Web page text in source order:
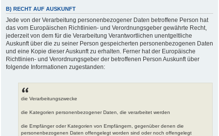
B) RECHT AUF AUSKUNFT
Jede von der Verarbeitung personenbezogener Daten betroffene Person hat
das vom Europäischen Richtlinien- und Verordnungsgeber gewährte Recht,
jederzeit von dem für die Verarbeitung Verantwortlichen unentgeltliche
Auskunft über die zu seiner Person gespeicherten personenbezogenen Daten
und eine Kopie dieser Auskunft zu erhalten. Ferner hat der Europäische
Richtlinien- und Verordnungsgeber der betroffenen Person Auskunft über
folgende Informationen zugestanden:
die Verarbeitungszwecke
die Kategorien personenbezogener Daten, die verarbeitet werden
die Empfänger oder Kategorien von Empfängern, gegenüber denen die
personenbezogenen Daten offengelegt worden sind oder noch offengelegt